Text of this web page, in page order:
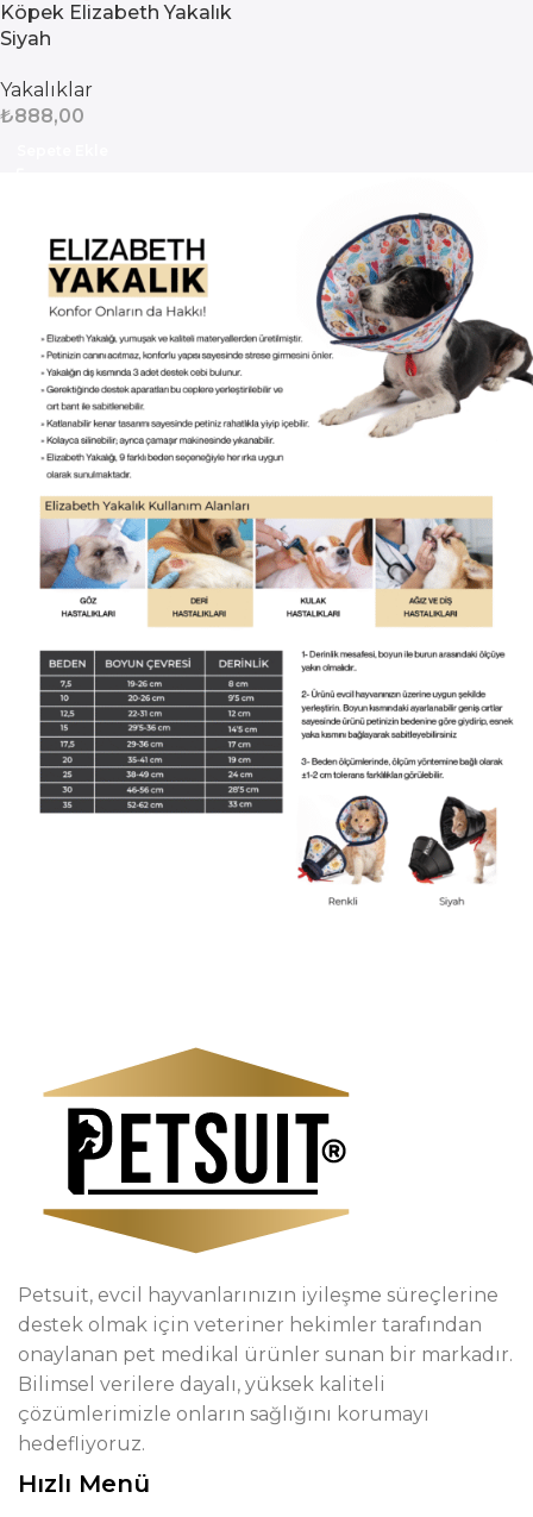
Köpek Elizabeth Yakalık
Siyah
Yakalıklar
₺888,00
Petsuit, evcil hayvanlarınızın iyileşme süreçlerine
destek olmak için veteriner hekimler tarafından
onaylanan pet medikal ürünler sunan bir markadır.
Bilimsel verilere dayalı, yüksek kaliteli
çözümlerimizle onların sağlığını korumayı
hedefliyoruz.
Hızlı Menü